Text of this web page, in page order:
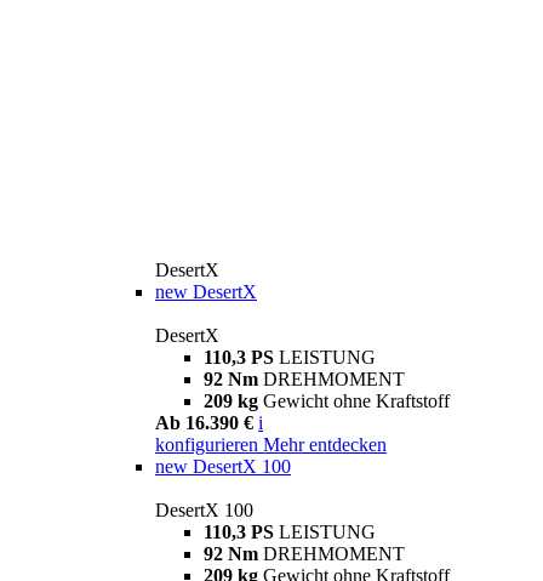
DesertX
new DesertX
DesertX
110,3 PS LEISTUNG
92 Nm DREHMOMENT
209 kg Gewicht ohne Kraftstoff
Ab 16.390 € i
konfigurieren Mehr entdecken
new DesertX 100
DesertX 100
110,3 PS LEISTUNG
92 Nm DREHMOMENT
209 kg Gewicht ohne Kraftstoff